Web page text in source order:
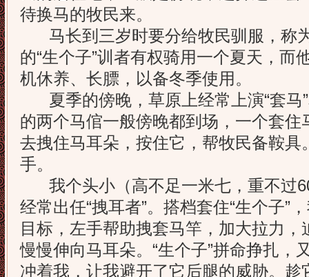
待换马的牧民来。
马长到三岁时要分给牧民驯服，称为
的“生个子”训者有权骑用一个夏天，而
机休养、长膘，以备冬季使用。
夏季的傍晚，草原上经常上演“套马”
的两个马倌一般傍晚都到场，一个套
去拽住马耳朵，按住它，帮牧民备鞍具
手。
我个头小（高不足一米七，重不过
经常出任“拽耳者”。搭档套住“生个子”
目标，左手帮助拽套马竿，加大拉力
慢慢伸向马耳朵。“生个子”拼命挣扎，
冲着我，让我避开了它后腿的威胁。